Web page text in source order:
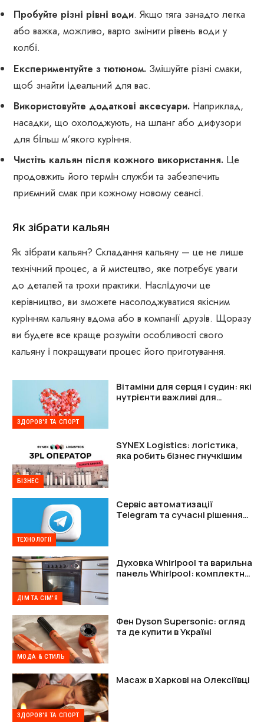
Пробуйте різні рівні води. Якщо тяга занадто легка
або важка, можливо, варто змінити рівень води у
колбі.
Експериментуйте з тютюном. Змішуйте різні смаки,
щоб знайти ідеальний для вас.
Використовуйте додаткові аксесуари. Наприклад,
насадки, що охолоджують, на шланг або дифузори
для більш м’якого куріння.
Чистіть кальян після кожного використання. Це
продовжить його термін служби та забезпечить
приємний смак при кожному новому сеансі.
Як зібрати кальян
Як зібрати кальян? Складання кальяну — це не лише
технічний процес, а й мистецтво, яке потребує уваги
до деталей та трохи практики. Наслідуючи це
керівництво, ви зможете насолоджуватися якісним
курінням кальяну вдома або в компанії друзів. Щоразу
ви будете все краще розуміти особливості свого
кальяну і покращувати процес його приготування.
ЗДОРОВ'Я ТА СПОРТ
Вітаміни для серця і судин: які
нутрієнти важливі для
БІЗНЕС
SYNEX Logistics: логістика,
яка робить бізнес гнучкішим
ТЕХНОЛОГІЇ
Сервіс автоматизації
Telegram та сучасні рішення
ДІМ ТА СІМ'Я
Духовка Whirlpool та варильна
панель Whirlpool: комплектне
МОДА & СТИЛЬ
Фен Dyson Supersonic: огляд
та де купити в Україні
ЗДОРОВ'Я ТА СПОРТ
Масаж в Харкові на Олексіївці